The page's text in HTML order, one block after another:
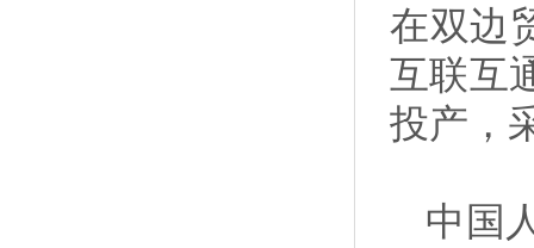
在双边
互联互
投产，
中国